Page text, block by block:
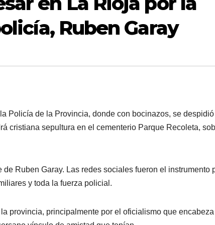
Ruben Garay
Policía de la Provincia, donde con bocinazos, se despidió
cristiana sepultura en el cementerio Parque Recoleta,
Ruben Garay. Las redes sociales fueron el instrumento
y toda la fuerza policial.
provincia, principalmente por el oficialismo que encabeza